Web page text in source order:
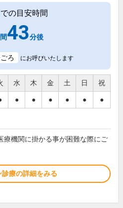
の目安時間
43分後
ろ にお呼びいたします
水 木 金 土 日 祝
● ● ● ● ● ●
療機関に掛かる事が困難な際にご
療の詳細をみる